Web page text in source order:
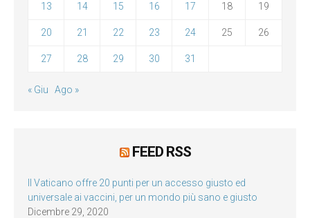
13 14 15 16 17 18 19
20 21 22 23 24 25 26
27 28 29 30 31
« Giu Ago »
FEED RSS
Il Vaticano offre 20 punti per un accesso giusto ed
universale ai vaccini, per un mondo più sano e giusto
Dicembre 29, 2020